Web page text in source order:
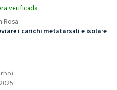
verificada
Rosa
i carichi metatarsali e isolare